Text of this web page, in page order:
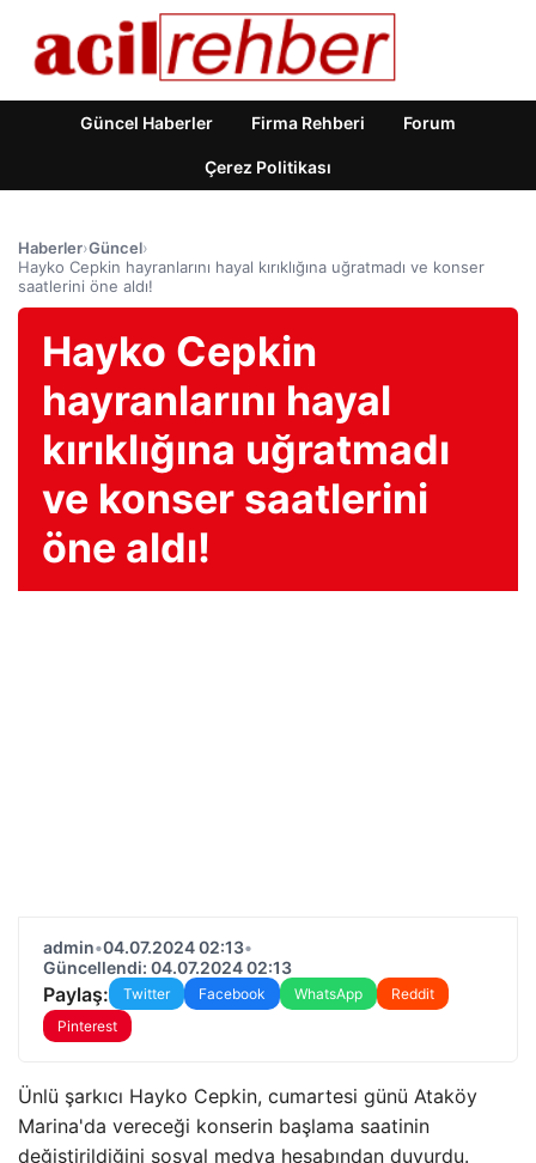
Güncel Haberler Firma Rehberi Forum
Çerez Politikası
Haberler›Güncel›
Hayko Cepkin hayranlarını hayal kırıklığına uğratmadı ve konser
saatlerini öne aldı!
Hayko Cepkin
hayranlarını hayal
kırıklığına uğratmadı
ve konser saatlerini
öne aldı!
admin•04.07.2024 02:13•
Güncellendi: 04.07.2024 02:13
Paylaş: Twitter Facebook WhatsApp
Reddit
Pinterest
Ünlü şarkıcı Hayko Cepkin, cumartesi günü Ataköy
Marina'da vereceği konserin başlama saatinin
değiştirildiğini sosyal medya hesabından duyurdu.